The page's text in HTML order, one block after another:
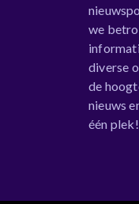
we
diverse
de
nieuws
één plek!